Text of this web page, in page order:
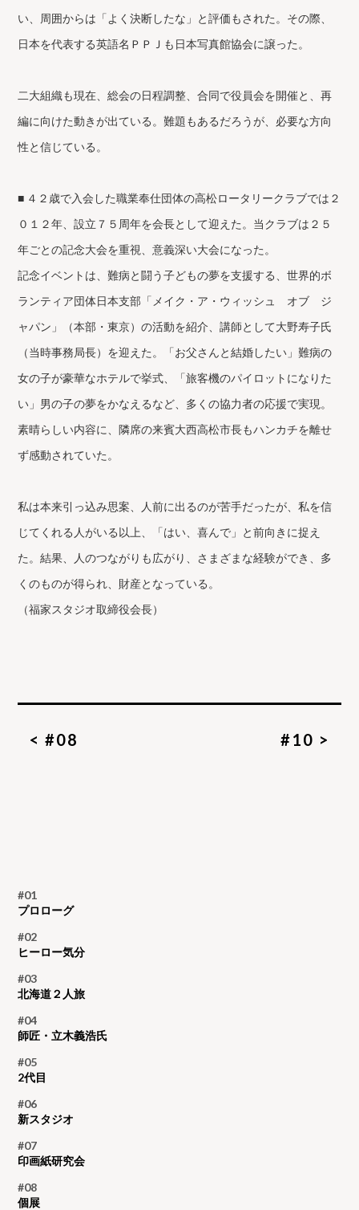
い、周囲からは「よく決断したな」と評価もされた。その際、
日本を代表する英語名ＰＰＪも日本写真館協会に譲った。
二大組織も現在、総会の日程調整、合同で役員会を開催と、再
編に向けた動きが出ている。難題もあるだろうが、必要な方向
性と信じている。
■ ４２歳で入会した職業奉仕団体の高松ロータリークラブでは２
０１２年、設立７５周年を会長として迎えた。当クラブは２５
年ごとの記念大会を重視、意義深い大会になった。
記念イベントは、難病と闘う子どもの夢を支援する、世界的ボ
ランティア団体日本支部「メイク・ア・ウィッシュ オブ ジ
ャパン」（本部・東京）の活動を紹介、講師として大野寿子氏
（当時事務局長）を迎えた。「お父さんと結婚したい」難病の
女の子が豪華なホテルで挙式、「旅客機のパイロットになりた
い」男の子の夢をかなえるなど、多くの協力者の応援で実現。
素晴らしい内容に、隣席の来賓大西高松市長もハンカチを離せ
ず感動されていた。
私は本来引っ込み思案、人前に出るのが苦手だったが、私を信
じてくれる人がいる以上、「はい、喜んで」と前向きに捉え
た。結果、人のつながりも広がり、さまざまな経験ができ、多
くのものが得られ、財産となっている。
（福家スタジオ取締役会長）
< #08 #10 >
#01
プロローグ
#02
ヒーロー気分
#03
北海道２人旅
#04
師匠・立木義浩氏
#05
2代目
#06
新スタジオ
#07
印画紙研究会
#08
個展